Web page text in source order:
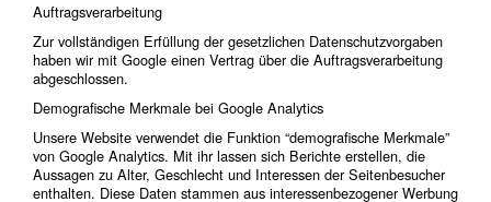
Auftragsverarbeitung
Zur vollständigen Erfüllung der gesetzlichen Datenschutzvorgaben
haben wir mit Google einen Vertrag über die Auftragsverarbeitung
abgeschlossen.
Demografische Merkmale bei Google Analytics
Unsere Website verwendet die Funktion “demografische Merkmale”
von Google Analytics. Mit ihr lassen sich Berichte erstellen, die
Aussagen zu Alter, Geschlecht und Interessen der Seitenbesucher
enthalten. Diese Daten stammen aus interessenbezogener Werbung